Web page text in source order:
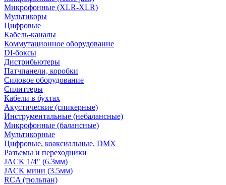
Микрофонные (XLR-XLR)
Мультикоры
Цифровые
Кабель-каналы
Коммутационное оборудование
DI-боксы
Дистрибьютеры
Патчпанели, коробки
Силовое оборудование
Сплиттеры
Кабели в бухтах
Акустические (спикерные)
Инструментальные (небалансные)
Микрофонные (балансные)
Мультикорные
Цифровые, коаксиальные, DMX
Разъемы и переходники
JACK 1/4" (6.3мм)
JACK мини (3.5мм)
RCA (тюльпан)